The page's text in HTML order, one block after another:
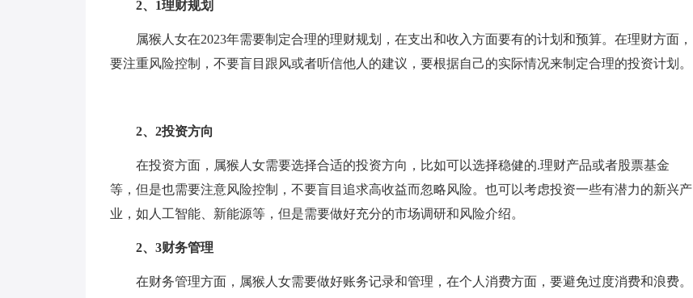
2、1理财规划
属猴人女在2023年需要制定合理的理财规划，在支出和收入方面要有的计划和预算。在理财方面，
要注重风险控制，不要盲目跟风或者听信他人的建议，要根据自己的实际情况来制定合理的投资计划。
2、2投资方向
在投资方面，属猴人女需要选择合适的投资方向，比如可以选择稳健的.理财产品或者股票基金
等，但是也需要注意风险控制，不要盲目追求高收益而忽略风险。也可以考虑投资一些有潜力的新兴产
业，如人工智能、新能源等，但是需要做好充分的市场调研和风险介绍。
2、3财务管理
在财务管理方面，属猴人女需要做好账务记录和管理，在个人消费方面，要避免过度消费和浪费。